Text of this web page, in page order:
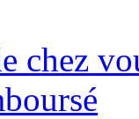
chez